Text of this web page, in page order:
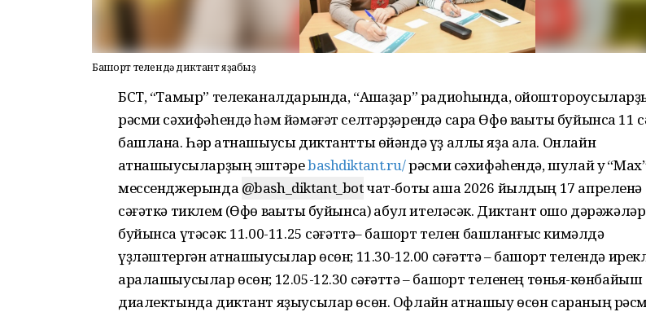
Башҡорт телендә диктант яҙабыҙ
БСТ, “Тамыр” телеканалдарында, “Ашҡаҙар” радиоһында,
рәсми сәхифәһендә һәм йәмәғәт селтәрҙәрендә сара Өфө ваҡыты буйынса 11
башлана. Һәр ҡатнашыусы диктантты өйәндә үҙ аллы яҙа ала. Онлайн
ҡатнашыусыларҙың эштәреbashdiktant.ru/рәсми сәхифәһендә, шулай уҡ
мессенджерында @bash_diktant_botчат-боты аша 2026 йылдың 17 апреленә
сәғәткә тиклем (Өфө ваҡыты буйынса) ҡабул ителәсәк. Диктант ошо дәрәжәләр
буйынса үтәсәк: 11.00-11.25 сәғәттә– башҡорт телен башланғыс кимәлдә
үҙләштергән ҡатнашыусылар өсөн; 11.30-12.00 сәғәттә – башҡорт телендә
аралашыусылар өсөн; 12.05-12.30 сәғәттә – башҡорт теленең төньяҡ-көнбайыш
диалектында диктант яҙыусылар өсөн. Офлайн ҡатнашыу өсөн сараның